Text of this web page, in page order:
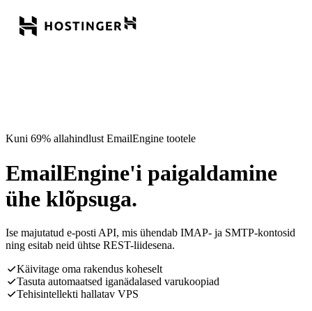
Kuni 69% allahindlust EmailEngine tootele
EmailEngine'i paigaldamine
ühe klõpsuga.
Ise majutatud e-posti API, mis ühendab IMAP- ja SMTP-kontosid
ning esitab neid ühtse REST-liidesena.
Käivitage oma rakendus koheselt
Tasuta automaatsed iganädalased varukoopiad
Tehisintellekti hallatav VPS